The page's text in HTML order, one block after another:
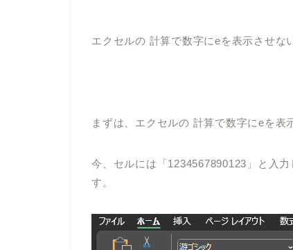
エクセルの 計算で数字にeを表示させな
まずは、 エクセルの 計算で数字にeを表
今、セルには「1234567890123 」と入
す。